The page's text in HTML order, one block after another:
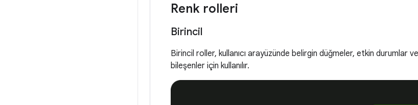
Renk rolleri
Birincil
Birincil roller, kullanıcı arayüzünde belirgin düğmeler, etkin durumlar
bileşenler için kullanılır.